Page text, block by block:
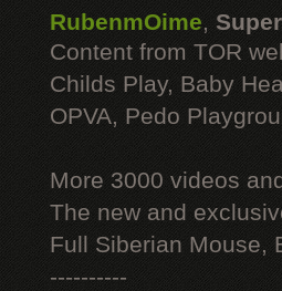
RubenmOime,
Content from TOR
Childs Play, Baby
OPVA, Pedo
More 3000 videos
The new and
Full Siberian Mouse,
----------